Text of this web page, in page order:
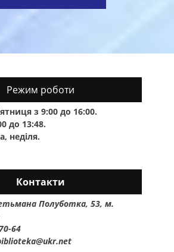
Режим роботи
з 9:00 до 16:00.
до 13:48.
неділя.
Контакти
Полуботка, 53, м.
64